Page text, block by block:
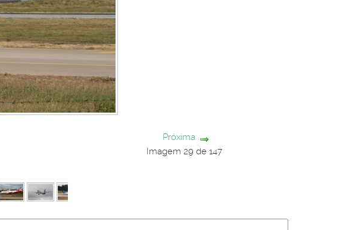
Próxima
Imagem 29 de 147